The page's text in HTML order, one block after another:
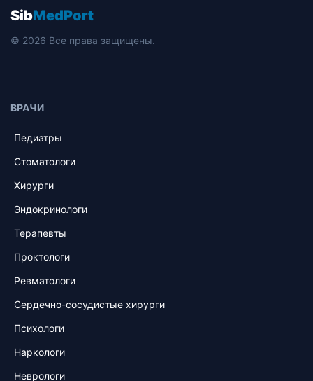
SibMedPort
© 2026 Все права защищены.
ВРАЧИ
Педиатры
Стоматологи
Хирурги
Эндокринологи
Терапевты
Проктологи
Ревматологи
Сердечно-сосудистые хирурги
Психологи
Наркологи
Неврологи